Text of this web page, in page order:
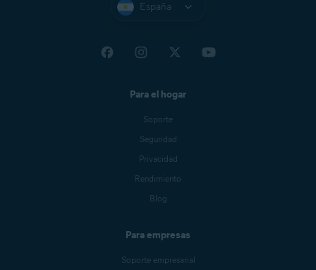
España
Para el hogar
Soporte
Seguridad
Privacidad
Rendimiento
Blog
Para empresas
Soporte empresarial